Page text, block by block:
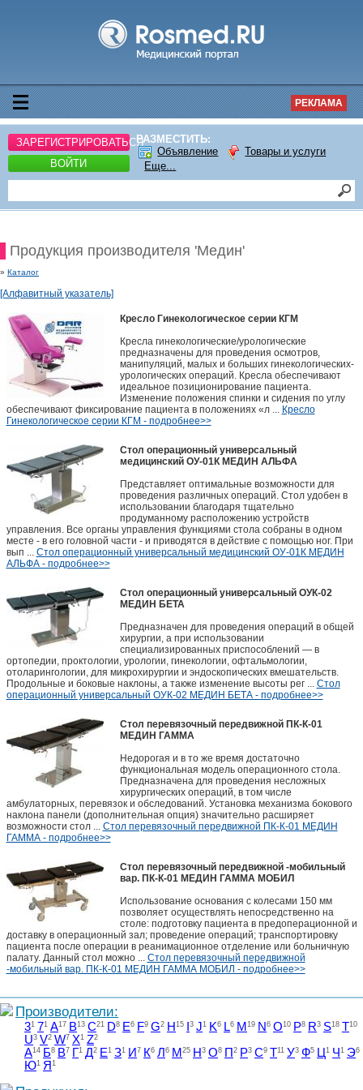
РЕКЛАМА
ЗАРЕГИСТРИРОВАТЬСЯ
ВОЙТИ
РАЗМЕСТИТЬ:
Объявление
Товары и услуги
Еще...
Продукция производителя 'Медин'
» Каталог
[Алфавитный указатель]
Кресло Гинекологическое серии КГМ
Кресла гинекологические/урологические
предназначены для проведения осмотров,
манипуляций, малых и больших гинекологических-
урологических операций. Кресла обеспечивают
идеальное позиционирование пациента.
Изменение положения спинки и сидения по углу
обеспечивают фиксирование пациента в положениях «л ... Кресло
Гинекологическое серии КГМ - подробнее>>
Стол операционный универсальный
медицинский ОУ-01К МЕДИН АЛЬФА
Представляет оптимальные возможности для
проведения различных операций. Стол удобен в
использовании благодаря тщательно
продуманному расположению устройств
управления. Все органы управления функциями стола собраны в одном
месте - в его головной части - и приводятся в действие с помощью ног. При
вып ... Стол операционный универсальный медицинский ОУ-01К МЕДИН
АЛЬФА - подробнее>>
Стол операционный универсальный ОУК-02
МЕДИН БЕТА
Предназначен для проведения операций в общей
хирургии, а при использовании
специализированных приспособлений — в
ортопедии, проктологии, урологии, гинекологии, офтальмологии,
отоларингологии, для микрохирургии и эндоскопических вмешательств.
Продольные и боковые наклоны, а также изменение высоты рег ... Стол
операционный универсальный ОУК-02 МЕДИН БЕТА - подробнее>>
Стол перевязочный передвижной ПК-К-01
МЕДИН ГАММА
Недорогая и в то же время достаточно
функциональная модель операционного стола.
Предназначена для проведения несложных
хирургических операций, в том числе
амбулаторных, перевязок и обследований. Установка механизма бокового
наклона панели (дополнительная опция) значительно расширяет
возможности стол ... Стол перевязочный передвижной ПК-К-01 МЕДИН
ГАММА - подробнее>>
Стол перевязочный передвижной -мобильный
вар. ПК-К-01 МЕДИН ГАММА МОБИЛ
Использование основания с колесами 150 мм
позволяет осуществлять непосредственно на
столе: подготовку пациента в предоперационной и
доставку в операционный зал; проведение операций; транспортировку
пациента после операции в реанимационное отделение или больничную
палату. Данный стол можно ... Стол перевязочный передвижной
-мобильный вар. ПК-К-01 МЕДИН ГАММА МОБИЛ - подробнее>>
Производители:
31 71 A17 B13 C21 D8 E6 F9 G2 H 15 3 J1 K6 L6 M 19 N 6 O10 P8 R3 S18 T10
U3 V2 W7 X1 Z2
А14 Б8 В7 Г1 Д2 Е1 З1 И 7 К6 Л 6 М 25 Н 3 О8 П 2 Р3 С9 Т11 У3 Ф5 Ц 1 Ч 1 Э6
Ю1 Я 1